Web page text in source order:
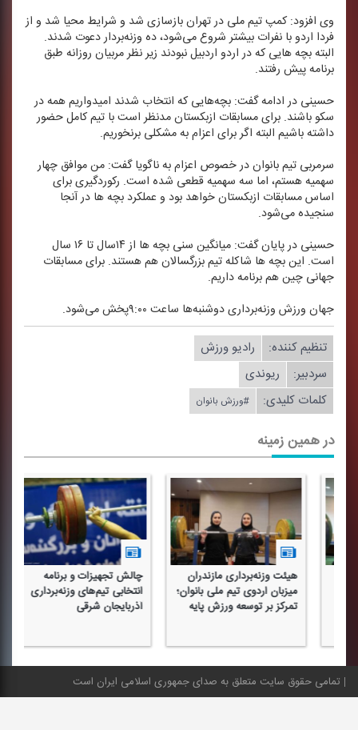
وی افزود: كمپ تیم ملی در تهران بازسازی شد و شرایط محیا شد و از
فردا اردو با نفرات بیشتر شروع می‌شود، ده وزنه‌بردار دعوت شدند.
البته بچه هایی كه در اردو اردبیل نبودند زیر نظر مربیان روزانه طبق
برنامه پیش رفتند.
حسینی در ادامه گفت: بچه‌هایی كه انتخاب شدند امیدواریم همه در
سكو باشند. برای مسابقات ازبكستان مدنظر است با تیم كامل حضور
داشته باشیم البته اگر برای اعزام به مشكلی برنخوریم.
سرمربی تیم بانوان در خصوص اعزام به ناگویا گفت: من موافق چهار
سهمیه هستم، اما سه سهمیه قطعی شده است. ركوردگیری برای
اساس مسابقات ازبكستان خواهد بود و عملكرد بچه ها در آنجا
سنجیده می‌شود.
حسینی در پایان گفت: میانگین سنی بچه ها از ۱۴سال تا ۱۶ سال
است. این بچه ها شاكله تیم بزرگسالان هم هستند. برای مسابقات
جهانی چین هم برنامه داریم.
جهان ورزش وزنه‌برداری دوشنبه‌ها ساعت ۹:۰۰پخش می‌شود.
تنظیم كننده:
رادیو ورزش
سردبیر:
ریوندی
کلمات کلیدی:
#ورزش بانوان
در همین زمینه
هیئت وزنه‌برداری مازندران
میزبان اردوی تیم ملی بانوان؛
تمركز بر توسعه ورزش پایه
چالش تجهیزات و برنامه
انتخابی تیم‌های وزنه‌برداری
آذربایجان شرقی
تمامی حقوق سایت متعلق به صدای جمهوری اسلامی ایران است